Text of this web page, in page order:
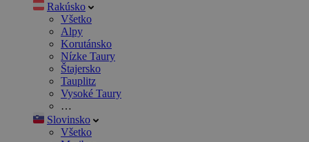
Rakúsko
Všetko
Alpy
Korutánsko
Nízke Taury
Štajersko
Tauplitz
Vysoké Taury
…
Slovinsko
Všetko